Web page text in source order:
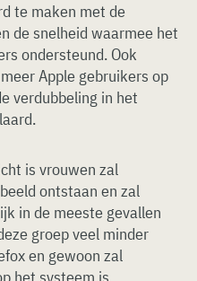
te maken met de
de snelheid waarmee het
ondersteund. Ook
Apple gebruikers op
verdubbeling in het
is vrouwen zal
ontstaan en zal
in de meeste gevallen
groep veel minder
en gewoon zal